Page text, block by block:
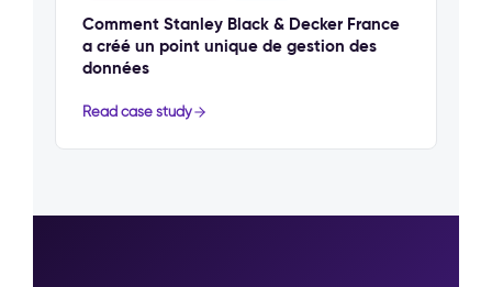
Comment Stanley Black & Decker France
a créé un point unique de gestion des
données
Read case study